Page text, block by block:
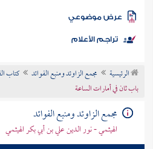
الكتب
موضوعي
تراجم الأعلام
الرئيسية مجمع الزاوئد ومنبع الفوائد
كتاب
باب ثان في أمارات الساعة
مجمع الزاوئد ومنبع الفوائد
الهيثمي - نور الدين علي بن أبي بكر الهيثمي